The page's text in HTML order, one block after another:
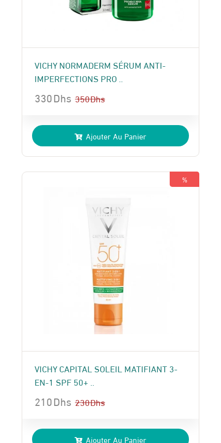
VICHY NORMADERM SÉRUM ANTI-
IMPERFECTIONS PRO ..
350Dhs
prix
initial
était :
350 Dhs.
330Dhs
prix
actuel
est :
330 Dhs.
Ajouter Au Panier
%
VICHY CAPITAL SOLEIL MATIFIANT 3-
EN-1 SPF 50+ ..
230Dhs
prix
210Dhs
prix
Ajouter Au Panier